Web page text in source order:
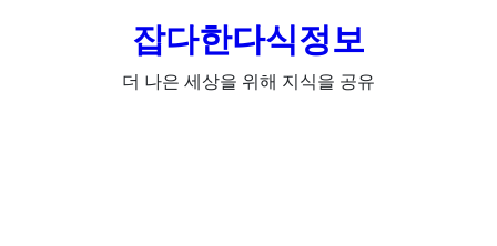
잡다한다식정보
더 나은 세상을 위해 지식을 공유